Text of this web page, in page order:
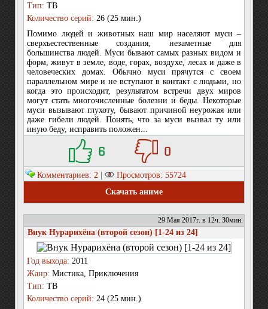
Тип: ТВ
Количество серий: 26 (25 мин.)
Помимо людей и животных наш мир населяют муси –
сверхъестественные создания, незаметные для
большинства людей. Муси бывают самых разных видом и
форм, живут в земле, воде, горах, воздухе, лесах и даже в
человеческих домах. Обычно муси прячутся с своем
параллельном мире и не вступают в контакт с людьми, но
когда это происходит, результатом встречи двух миров
могут стать многочисленные болезни и беды. Некоторые
муси вызывают глухоту, бывают причиной неурожая или
даже гибели людей. Понять, что за муси вызвал ту или
иную беду, исправить положен...
6 0
Комментариев: 2 |
Просмотров: 55724
Скачать аниме
29 Мая 2017г. в 12ч. 30мин.
Внук Нурарихёна (второй сезон) [1-24 из 24]
Год выхода: 2011
Жанр: Мистика, Приключения
Тип: ТВ
Количество серий: 24 (25 мин.)